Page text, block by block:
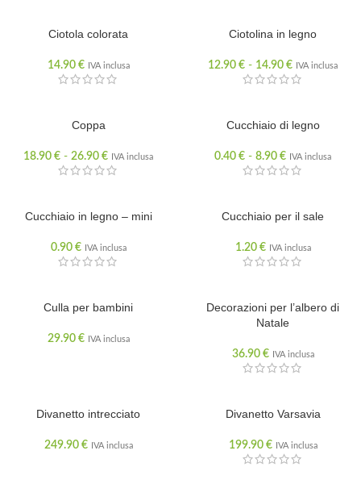
Ciotola colorata
14.90 € IVA inclusa
Ciotolina in legno
12.90 € - 14.90 € IVA inclusa
Coppa
18.90 € - 26.90 € IVA inclusa
Cucchiaio di legno
0.40 € - 8.90 € IVA inclusa
Cucchiaio in legno – mini
0.90 € IVA inclusa
Cucchiaio per il sale
1.20 € IVA inclusa
Culla per bambini
29.90 € IVA inclusa
Decorazioni per l’albero di
Natale
36.90 € IVA inclusa
Divanetto intrecciato
249.90 € IVA inclusa
Divanetto Varsavia
199.90 € IVA inclusa